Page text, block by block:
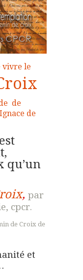
vivre le
de
de
qu’un
, par
cpcr.
de Croix de
et